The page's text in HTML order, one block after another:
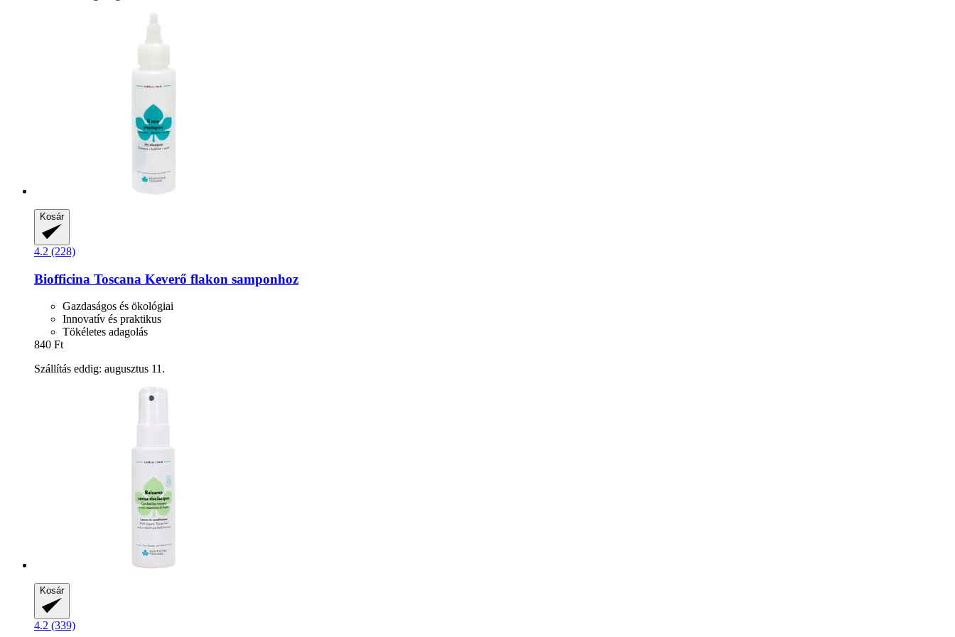
Kosár
4.2 (228)
Biofficina Toscana Keverő flakon samponhoz
Gazdaságos és ökológiai
Innovatív és praktikus
Tökéletes adagolás
840 Ft
Szállítás eddig: augusztus 11.
Kosár
4.2 (339)